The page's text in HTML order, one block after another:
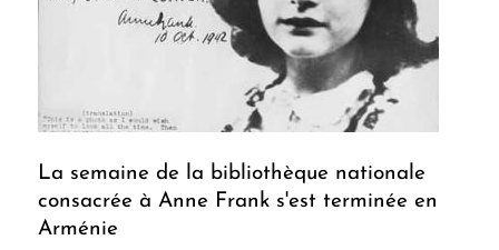
La semaine de la bibliothèque nationale
consacrée à Anne Frank s'est terminée en
Arménie